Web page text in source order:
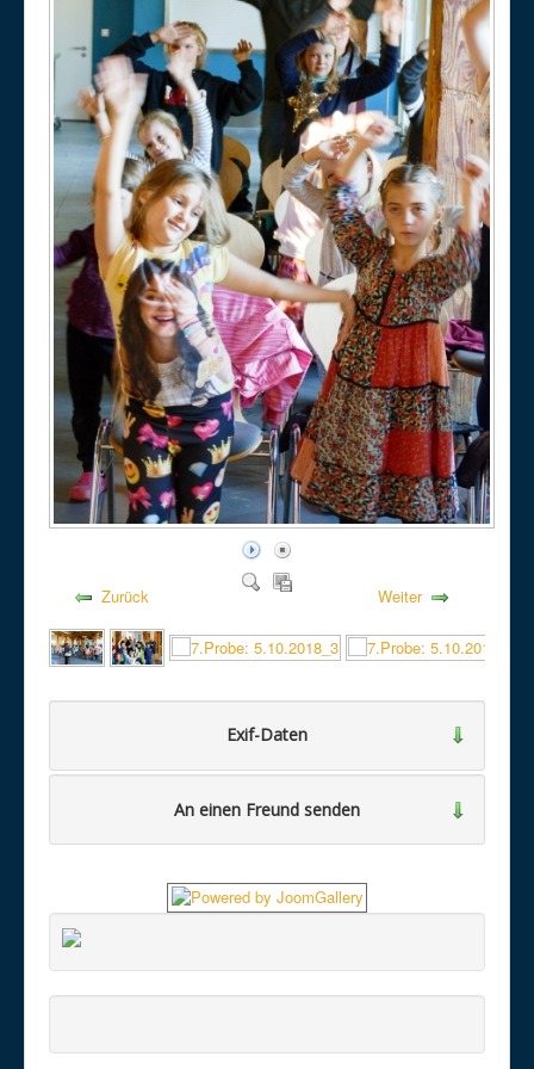
Zurück Weiter
Exif-Daten
An einen Freund senden